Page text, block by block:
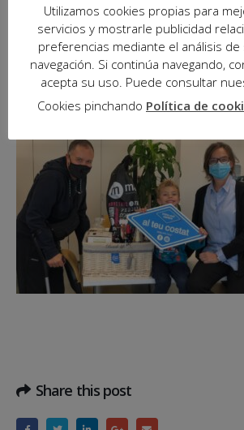
Ya hemos entregado al ganador la panera de
en 300 €uros!
Gracias a todas aquellas personas que
perdais la esperanza, muy pronto
panera!!!
Share this post
Utilizamos cookies propias para
servicios y mostrarle publicidad
preferencias mediante el análisis
navegación. Si continúa navegando,
acepta su uso. Puede consultar
Cookies pinchando Política de